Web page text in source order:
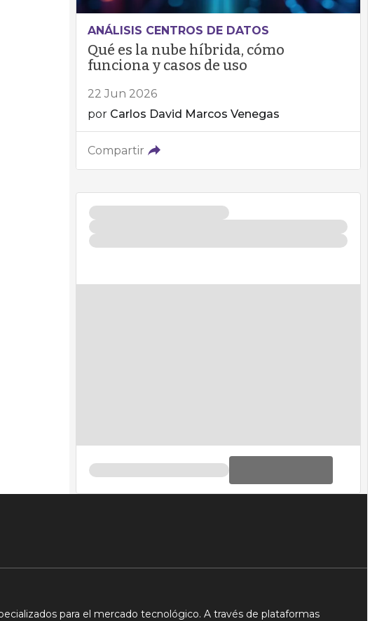
ANÁLISIS CENTROS DE DATOS
Qué es la nube híbrida, cómo
funciona y casos de uso
22 Jun 2026
por Carlos David Marcos Venegas
Compartir
para el mercado tecnológico. A través de plataformas